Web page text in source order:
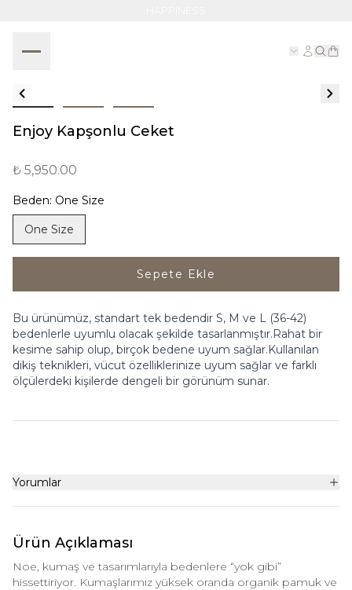
Enjoy Kapşonlu Ceket
₺ 5,950.00
Beden: One Size
One Size
Sepete Ekle
Bu ürünümüz, standart tek bedendir S, M ve L (36-42)
bedenlerle uyumlu olacak şekilde tasarlanmıştır.Rahat bir
kesime sahip olup, birçok bedene uyum sağlar.Kullanılan
dikiş teknikleri, vücut özelliklerinize uyum sağlar ve farklı
ölçülerdeki kişilerde dengeli bir görünüm sunar.
Yorumlar
Ürün Açıklaması
Noe, kumaş ve tasarımlarıyla bedenlere “yok gibi”
hissettiriyor. Kumaşlarımız yüksek oranda organik pamuk ve